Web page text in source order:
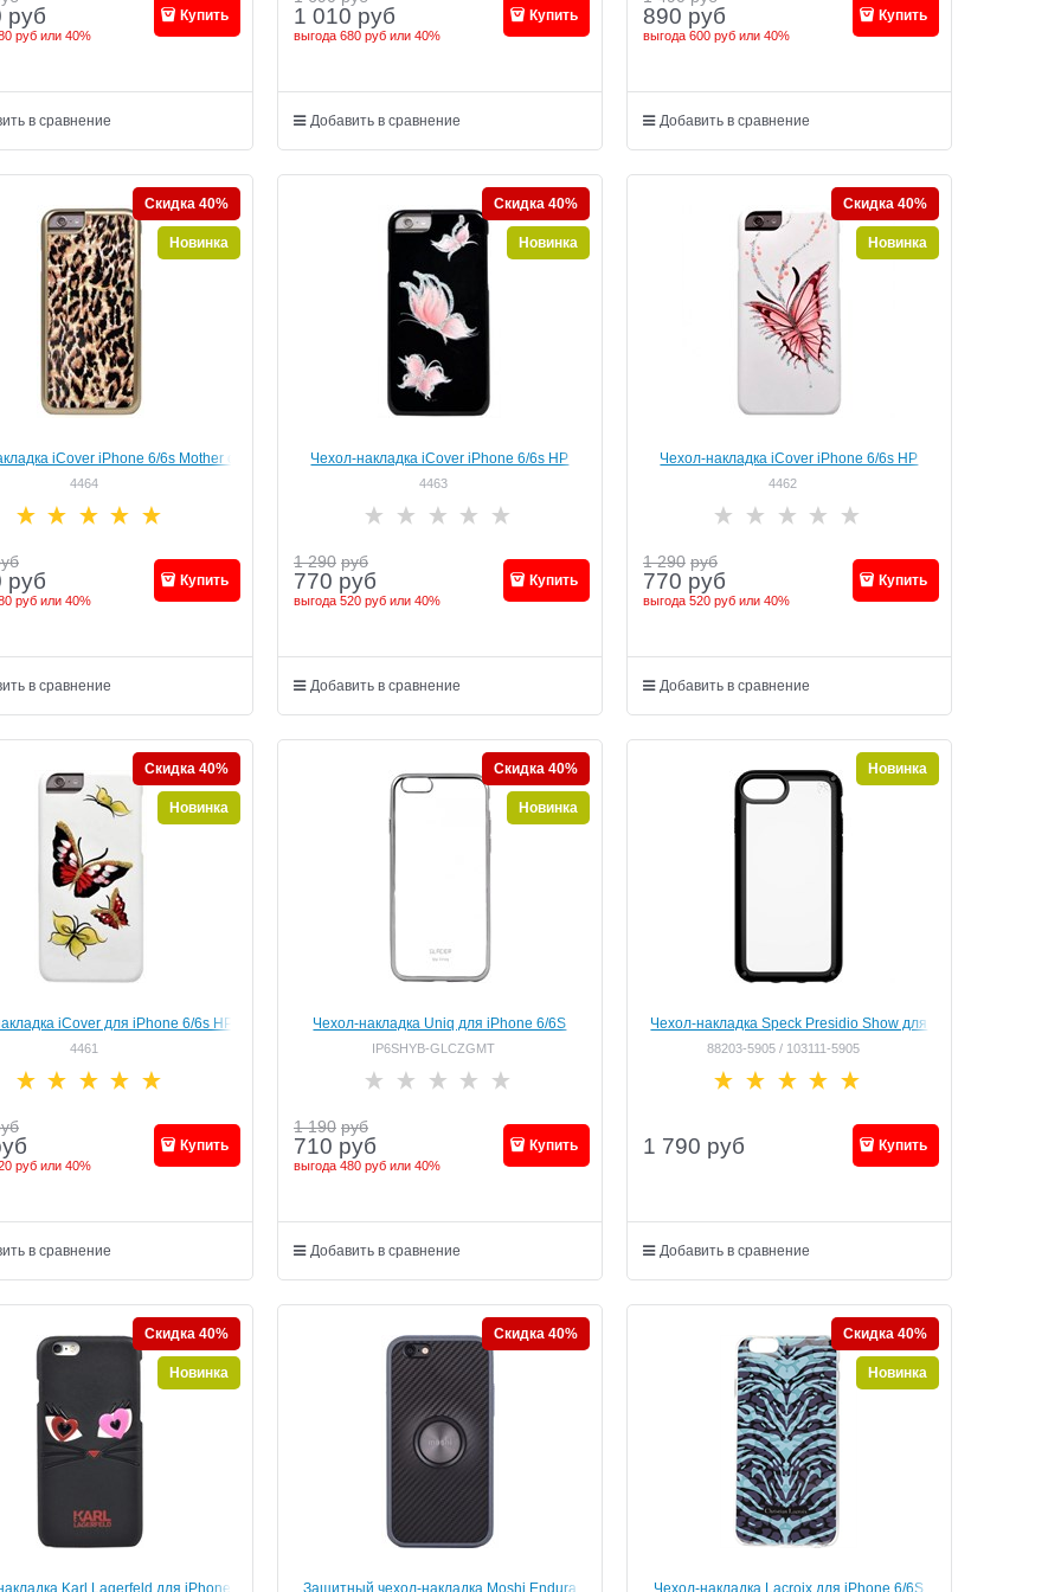
руб
руб или 40%
Купить
в сравнение
1 010 руб
выгода 680 рубили 40%
Купить
Добавить в сравнение
890 руб
выгода 600 рубили 40%
Купить
Добавить в сравнение
iCover iPhone 6/6s Mother of
дизайн "леопард" (IP6/4.7-MP-
4464
Скидка 40%
Новинка
руб
руб или 40%
Купить
в сравнение
Чехол-накладка iCover iPhone 6/6s HP
Happy Butterfly, дизайн бабочки, цвет
4463
Скидка 40%
Новинка
1 290 руб
770 руб
выгода 520 рубили 40%
Купить
Добавить в сравнение
Чехол-накладка iCover iPhone 6/6s HP
Happy Butterfly, дизайн бабочки, цвет
4462
Скидка 40%
Новинка
1 290 руб
770 руб
выгода 520 рубили 40%
Купить
Добавить в сравнение
iCover для iPhone 6/6s HP
Ruby, дизайн бабочки, цвет "белый
4461
Скидка 40%
Новинка
руб или 40%
Купить
в сравнение
Чехол-накладка Uniq для iPhone 6/6S
Glacier Glitz Gunmetal (Цвет: Серый)
IP6SHYB-GLCZGMT
Скидка 40%
Новинка
1 190 руб
710 руб
выгода 480 рубили 40%
Купить
Добавить в сравнение
Чехол-накладка Speck Presidio Show для
iPhone 6/6s/7/8, цвет прозрачный/черный"
88203-5905 / 103111-5905
Новинка
1 790 руб Купить
Добавить в сравнение
Karl Lagerfeld для iPhone
Скидка 40%
Новинка
Защитный чехол-накладка Moshi Endura
Скидка 40%
Чехол-накладка Lacroix для iPhone 6/6S
Скидка 40%
Новинка